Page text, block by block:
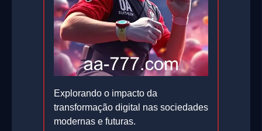
Explorando o impacto da
transformação digital nas sociedades
modernas e futuras.